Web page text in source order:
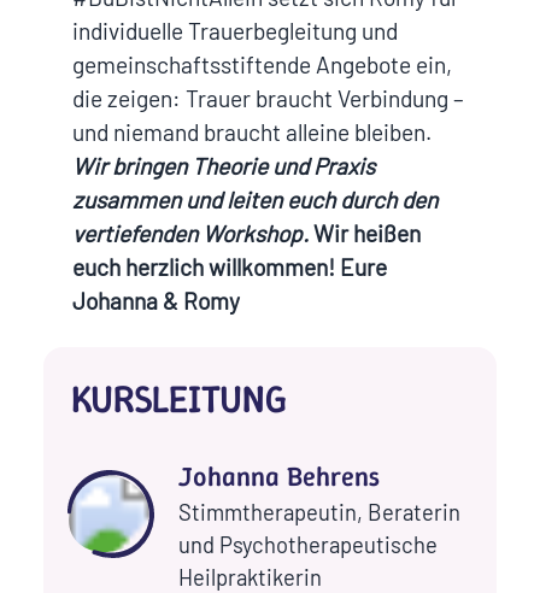
individuelle Trauerbegleitung und
gemeinschaftsstiftende Angebote ein,
die zeigen: Trauer braucht Verbindung –
und niemand braucht alleine bleiben.
Wir bringen Theorie und Praxis
zusammen und leiten euch durch den
vertiefenden Workshop.Wir heißen
euch herzlich willkommen! Eure
Johanna & Romy
KURSLEITUNG
Johanna Behrens
Stimmtherapeutin, Beraterin
und Psychotherapeutische
Heilpraktikerin